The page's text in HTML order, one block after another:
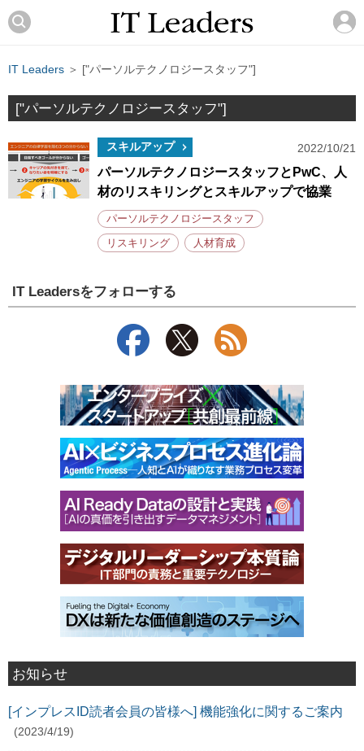
IT Leaders ＞ ["パーソルテクノロジースタッフ"]
["パーソルテクノロジースタッフ"]
スキルアップ 2022/10/21
パーソルテクノロジースタッフとPwC、人
材のリスキリングとスキルアップで協業
パーソルテクノロジースタッフ
リスキリング 人材育成
IT Leadersをフォローする
お知らせ
[インプレスID読者会員の皆様へ] 機能強化に関するご案内
(2023/4/19)